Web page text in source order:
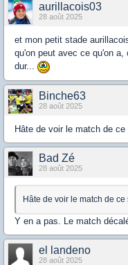
aurillacois03
28 août 2025
et mon petit stade
qu'on peut avec ce qu'on
dur...
Binche63
28 août 2025
Hâte de voir le match de ce
Bad Zé
28 août 2025
Hâte de voir le match de ce
Y en a pas. Le match
el landeno
28 août 2025